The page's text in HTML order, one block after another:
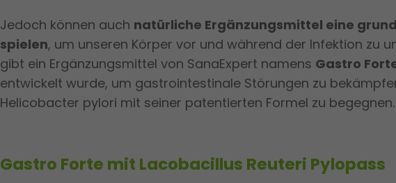
Jedoch können auch natürliche Ergänzungsmittel eine
spielen, um unseren Körper vor und während der Infektion zu
gibt ein Ergänzungsmittel von SanaExpert namens Gastro
entwickelt wurde, um gastrointestinale Störungen zu
Helicobacter pylori mit seiner patentierten Formel zu begegnen.
Gastro Forte mit Lacobacillus Reuteri Pylopass